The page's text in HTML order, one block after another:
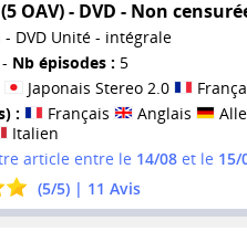
OAV) - DVD - Non
- DVD Unité - intégrale
Nb épisodes : 5
Japonais Stereo 2.0
:
Français Anglais
Italien
article entre le 14/08et le 15/
(5/5) | 11 Avis